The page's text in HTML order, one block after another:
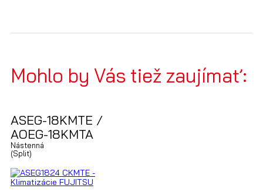
Mohlo by Vás tiež zaujímať:
ASEG-18KMTE /
AOEG-18KMTA
Nástenná
(Split)